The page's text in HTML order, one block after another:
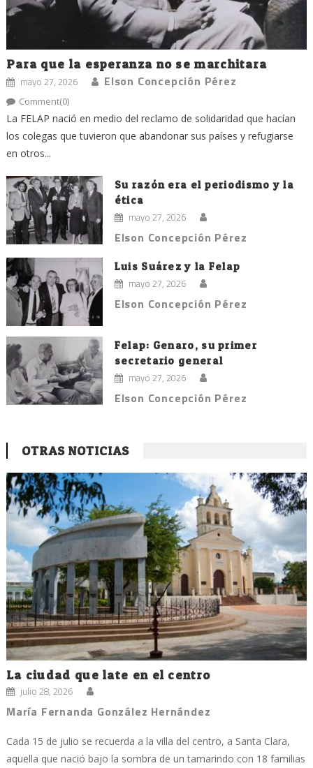
Para que la esperanza no se marchitara
mayo 27, 2026 Elson Concepción Pérez
Comment(0)
La FELAP nació en medio del reclamo de solidaridad que hacían
los colegas que tuvieron que abandonar sus países y refugiarse
en otros...
Su razón era el periodismo y la
ética
mayo 27, 2026
Elson Concepción Pérez
Luis Suárez y la Felap
mayo 27, 2026
Elson Concepción Pérez
Felap: Genaro, su primer
secretario general
mayo 27, 2026
Elson Concepción Pérez
OTRAS NOTICIAS
La ciudad que late en el centro
julio 28, 2026
María Fernanda González Hernández
Cada 15 de julio se recuerda a la villa del centro, a Santa Clara,
aquella que nació bajo la sombra de un tamarindo con 18 familias